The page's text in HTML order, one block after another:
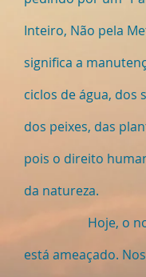
Inteiro, Não pela
significa a
ciclos de água, dos
dos peixes, das
pois o direito
da natureza.
Hoje, o
está ameaçado.